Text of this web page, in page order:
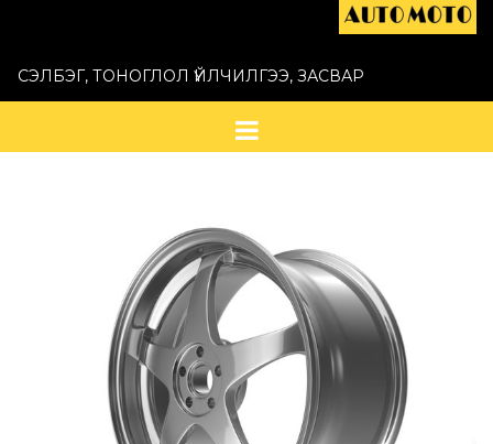
СЭЛБЭГ, ТОНОГЛОЛ ҮЙЛЧИЛГЭЭ, ЗАСВАР